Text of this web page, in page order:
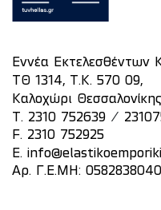
Εννέα Εκτελεσθέντων
ΤΘ 1314, Τ.Κ. 570 09,
Καλοχώρι Θεσσαλονίκης
T. 2310 752639 /
F. 2310 752925
E.
Αρ. Γ.Ε.ΜΗ: